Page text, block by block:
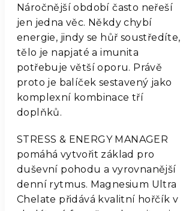
Náročnější období často neřeší
jen jedna věc. Někdy chybí
energie, jindy se hůř soustředíte,
tělo je napjaté a imunita
potřebuje větší oporu. Právě
proto je balíček sestavený jako
komplexní kombinace tří
doplňků.
STRESS & ENERGY MANAGER
pomáhá vytvořit základ pro
duševní pohodu a vyrovnanější
denní rytmus. Magnesium Ultra
Chelate přidává kvalitní hořčík v